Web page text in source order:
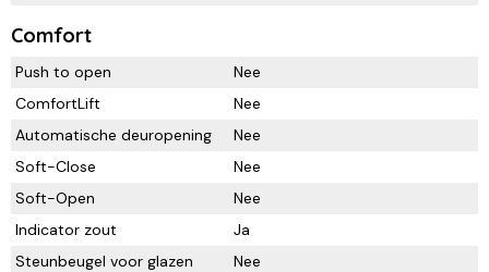
Comfort
Push to open
Nee
ComfortLift
Nee
Automatische deuropening
Nee
Soft-Close
Nee
Soft-Open
Nee
Indicator zout
Ja
Steunbeugel voor glazen
Nee